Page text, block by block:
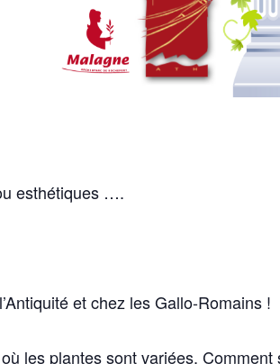
esthétiques ….
et chez les Gallo-Romains !
les plantes sont variées. Comment